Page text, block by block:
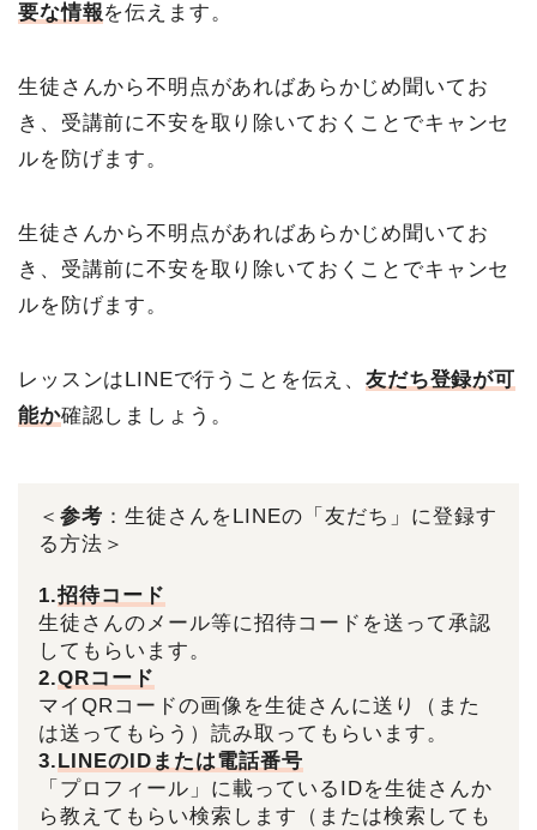
要な情報を伝えます。
生徒さんから不明点があればあらかじめ聞いてお
き、受講前に不安を取り除いておくことでキャンセ
ルを防げます。
生徒さんから不明点があればあらかじめ聞いてお
き、受講前に不安を取り除いておくことでキャンセ
ルを防げます。
レッスンはLINEで行うことを伝え、友だち登録が可
能か確認しましょう。
＜ 参考 ：生徒さんをLINEの「友だち」に登録す
る方法＞
1.招待コード
生徒さんのメール等に招待コードを送って承認
してもらいます。
2.QRコード
マイQRコードの画像を生徒さんに送り（また
は送ってもらう）読み取ってもらいます。
3. LINEのIDまたは電話番号
「プロフィール」に載っているIDを生徒さんか
ら教えてもらい検索します（または検索しても